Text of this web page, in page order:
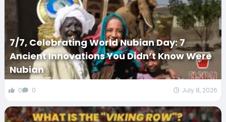
7/7, Celebrating World Nubian Day: 7
Ancient Innovations You Didn’t Know Were
Nubian
0 0 July 8, 2026